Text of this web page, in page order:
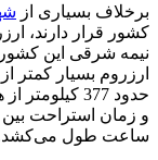
برخلاف بسیاری از
کشور قرار دارند،
نیمه شرقی این کشور
ارزروم بسیار کمتر
حدود 377
ساعت طول